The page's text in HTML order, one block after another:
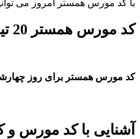
با کد مورس همستر امروز می
کد مورس همستر 20 تیر 1403
کد مورس همستر برای روز چهارشنبه 20 تیر
آشنایی با کد مورس و